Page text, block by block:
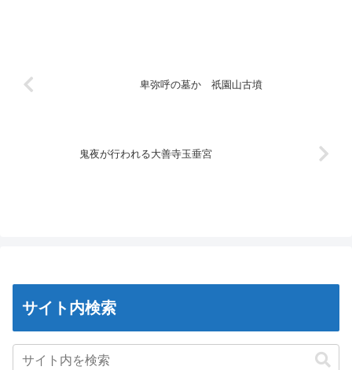
卑弥呼の墓か 祇園山古墳
鬼夜が行われる大善寺玉垂宮
サイト内検索